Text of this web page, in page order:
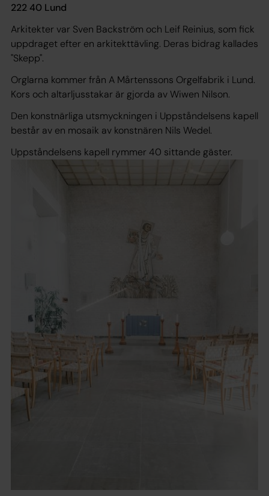
222 40 Lund
Arkitekter var Sven Backström och Leif Reinius, som fick
uppdraget efter en arkitekttävling. Deras bidrag kallades
"Skepp".
Orglarna kommer från A Mårtenssons Orgelfabrik i Lund.
Kors och altarljusstakar är gjorda av Wiwen Nilson.
Den konstnärliga utsmyckningen i Uppståndelsens kapell
består av en mosaik av konstnären Nils Wedel.
Uppståndelsens kapell rymmer 40 sittande gäster.